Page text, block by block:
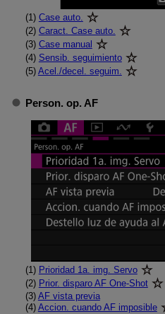
(1) Case auto.
(2) Caract. Case auto.
(3) Case manual
(4) Sensib. seguimiento
(5) Acel./decel. seguim.
Person. op. AF
(1) Prioridad 1a. img. Servo
(2) Prior. disparo AF One-Shot
(3) AF vista previa
(4) Accion. cuando AF imposible